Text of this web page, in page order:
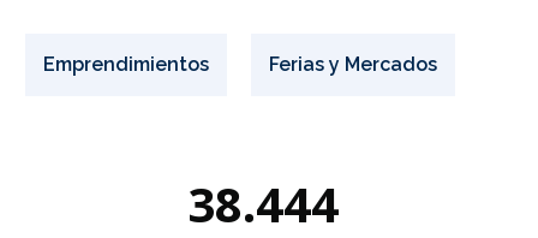
Emprendimientos Ferias y Mercados
38.444